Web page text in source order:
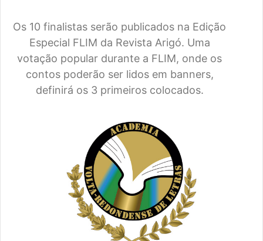
Os 10 finalistas serão publicados na Edição
Especial FLIM da Revista Arigó. Uma
votação popular durante a FLIM, onde os
contos poderão ser lidos em banners,
definirá os 3 primeiros colocados.